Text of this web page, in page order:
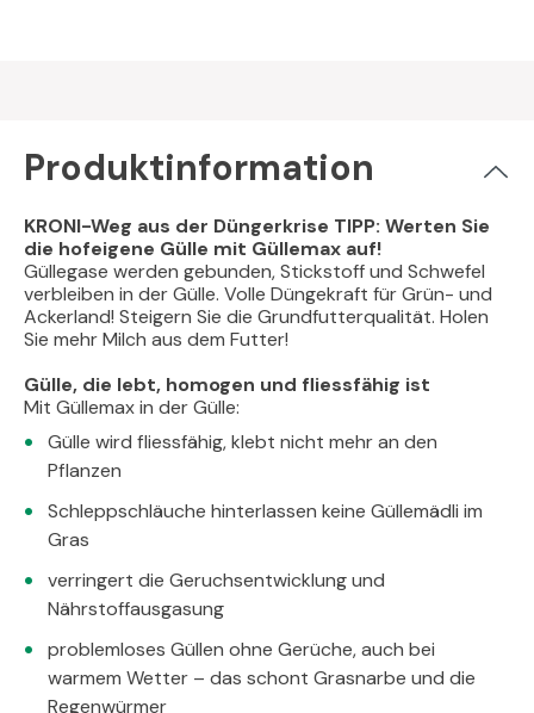
Produktinformation
KRONI-Weg aus der Düngerkrise TIPP: Werten Sie
die hofeigene Gülle mit Güllemax auf!
Güllegase werden gebunden, Stickstoff und Schwefel
verbleiben in der Gülle. Volle Düngekraft für Grün- und
Ackerland! Steigern Sie die Grundfutterqualität. Holen
Sie mehr Milch aus dem Futter!
Gülle, die lebt, homogen und fliessfähig ist
Mit Güllemax in der Gülle:
Gülle wird fliessfähig, klebt nicht mehr an den
Pflanzen
Schleppschläuche hinterlassen keine Güllemädli im
Gras
verringert die Geruchsentwicklung und
Nährstoffausgasung
problemloses Güllen ohne Gerüche, auch bei
warmem Wetter – das schont Grasnarbe und die
Regenwürmer